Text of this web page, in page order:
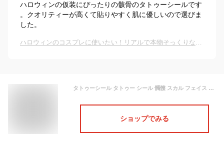
ハロウィンの仮装にぴったりの骸骨のタトゥーシールです
。クオリティーが高くて貼りやすく肌に優しいので選びま
した。
ハロウィンのコスプレに使いたい！リアルで本物そっくりな顔に貼れるタトゥーシールのおすすめは？
タトゥーシール タトゥー シール 髑髏 スカル フェイス 仮装 ハロウィン 仮装 タトゥーシール お洒落 ステッカー 髑髏 ドクロ メンズ タトゥシール 文字 メキシコ お祭り ハロウィン 3タイプ 選べる 洋柄 ハロウィン タトゥー 楽しめる 人気 流行 蜘蛛 花柄 ハート タトゥー
ショップでみる